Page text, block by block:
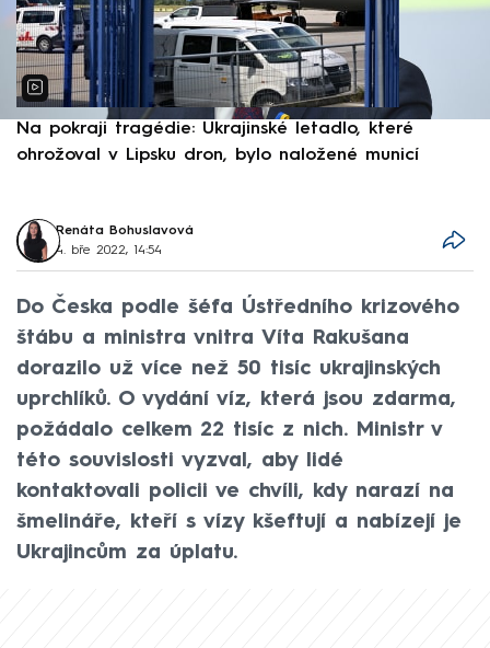
Na pokraji tragédie: Ukrajinské letadlo, které
ohrožoval v Lipsku dron, bylo naložené municí
Renáta Bohuslavová
4. bře 2022, 14:54
Do Česka podle šéfa Ústředního krizového
štábu a ministra vnitra Víta Rakušana
dorazilo už více než 50 tisíc ukrajinských
uprchlíků. O vydání víz, která jsou zdarma,
požádalo celkem 22 tisíc z nich. Ministr v
této souvislosti vyzval, aby lidé
kontaktovali policii ve chvíli, kdy narazí na
šmelináře, kteří s vízy kšeftují a nabízejí je
Ukrajincům za úplatu.